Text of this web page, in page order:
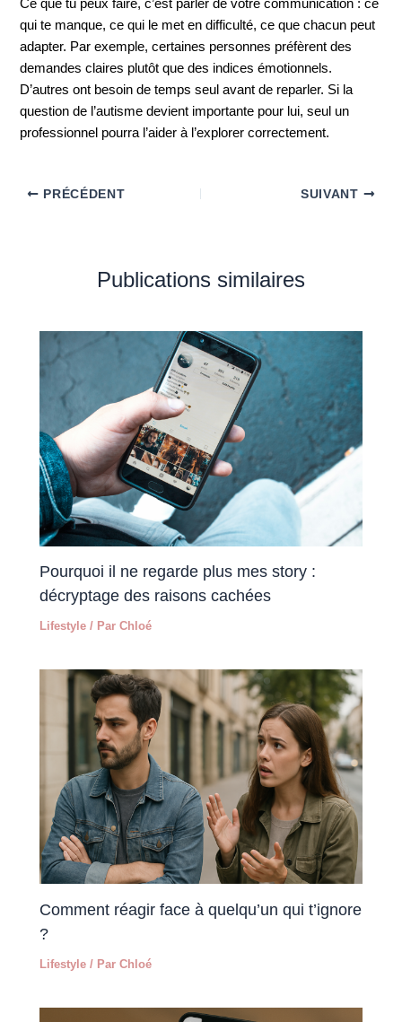
Ce que tu peux faire, c’est parler de votre communication : ce
qui te manque, ce qui le met en difficulté, ce que chacun peut
adapter. Par exemple, certaines personnes préfèrent des
demandes claires plutôt que des indices émotionnels.
D’autres ont besoin de temps seul avant de reparler. Si la
question de l’autisme devient importante pour lui, seul un
professionnel pourra l’aider à l’explorer correctement.
PRÉCÉDENT SUIVANT
Publications similaires
Pourquoi il ne regarde plus mes story :
décryptage des raisons cachées
Lifestyle / ParChloé
Comment réagir face à quelqu’un qui t’ignore
?
Lifestyle / ParChloé